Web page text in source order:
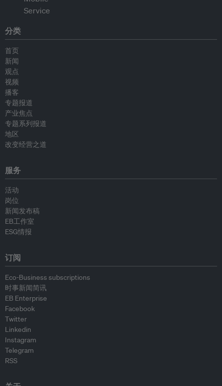
分类
首页
新闻
观点
视频
播客
专题报道
产业焦点
专题系列报道
地区
改变经营之道
服务
活动
岗位
新闻发布稿
EB工作室
ESG情报
订阅
Eco-Business subscriptions
时事新闻简讯
EB Enterprise
Facebook
Twitter
Linkedin
Instagram
Telegram
RSS